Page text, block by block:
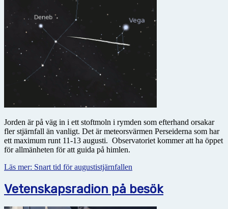
Jorden är på väg in i ett stoftmoln i rymden som efterhand orsakar
fler stjärnfall än vanligt. Det är meteorsvärmen Perseiderna som har
ett maximum runt 11-13 augusti. Observatoriet kommer att ha öppet
för allmänheten för att guida på himlen.
Läs mer: Snart tid för augustistjärnfallen
Vetenskapsradion på besök